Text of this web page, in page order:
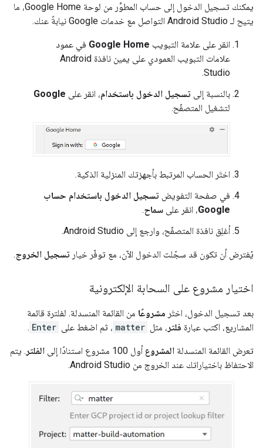
يمكنك تسجيل الدخول إلى حساب المطوِّر من لوحة Google Home، ما
يتيح لـ Android Studio التواصل مع خدمات Google نيابةً عنك.
انقر على علامة التبويب Google Home في عمود
علامات التبويب العمودي على يمين نافذة Android
Studio
.
بالنسبة إلى تسجيل الدخول باستخدام، انقر على Google
لتشغيل المتصفّح.
اختَر الحساب المرتبط بأجهزتك المنزلية الذكية.
في صفحة التفويض تسجيل الدخول باستخدام حساب
Google، انقر على سماح.
أغلِق نافذة المتصفّح، وارجع إلى Android Studio
.
يُفترض أن تكون قد سجّلت الدخول الآن، مع توفّر خيار تسجيل الخروج.
اختيار مشروع على السحابة الإلكترونية
بعد تسجيل الدخول، اختَر مشروعًا من القائمة المنسدلة. لفلترة قائمة
المشاريع، اكتب عبارة فلتر ، مثل matter ، ثم اضغط على Enter
.
تعرض القائمة المنسدلة المشروع أول 100 مشروع استنادًا إلى الفلتر . يتم
الاحتفاظ باختياراتك عند الخروج من Android Studio
.